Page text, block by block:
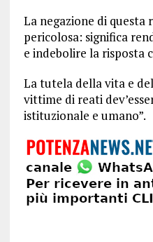
La negazione di questa
pericolosa: significa
e indebolire la risposta
La tutela della vita e
vittime di reati
istituzionale e umano”.